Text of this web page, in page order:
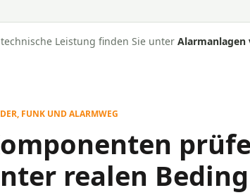
Leistung finden Sie unter Alarmanlagen
FUNK UND ALARMWEG
realen